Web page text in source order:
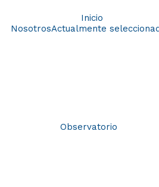
Inicio
NosotrosActualmente
Observatorio